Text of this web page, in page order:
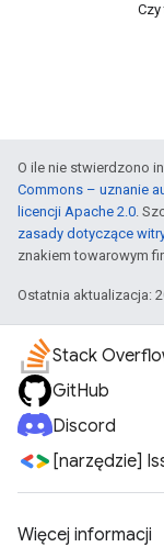
O ile nie stwierdzono
Commons – uznanie
licencji Apache 2.0.
zasady dotyczące
znakiem towarowym
Ostatnia aktualizacja:
Stack
GitHub
Discord
[narzędzie]
Więcej informacji